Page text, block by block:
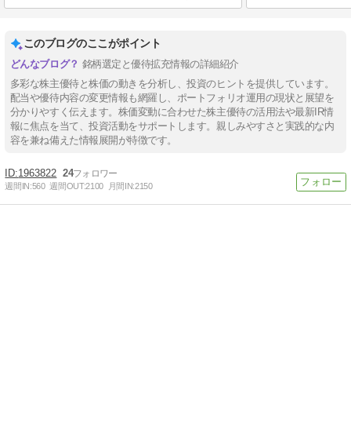
このブログのここがポイント
銘柄選定と優待拡充情報の詳細紹介
多彩な株主優待と株価の動きを分析し、投資のヒントを提供しています。
配当や優待内容の変更情報も網羅し、ポートフォリオ運用の現状と展望を
分かりやすく伝えます。株価変動に合わせた株主優待の活用法や最新IR情
報に焦点を当て、投資活動をサポートします。親しみやすさと実践的な内
容を兼ね備えた情報展開が特徴です。
1963822 24
週間IN:560 週間OUT:2100 月間IN:2150